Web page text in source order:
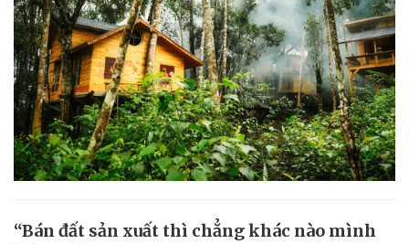
“Bán đất sản xuất thì chẳng khác nào mình